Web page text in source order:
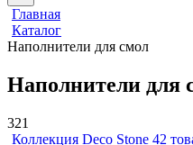
Главная
Каталог
Наполнители для смол
Наполнители для
321
Коллекция Deco Stone 42